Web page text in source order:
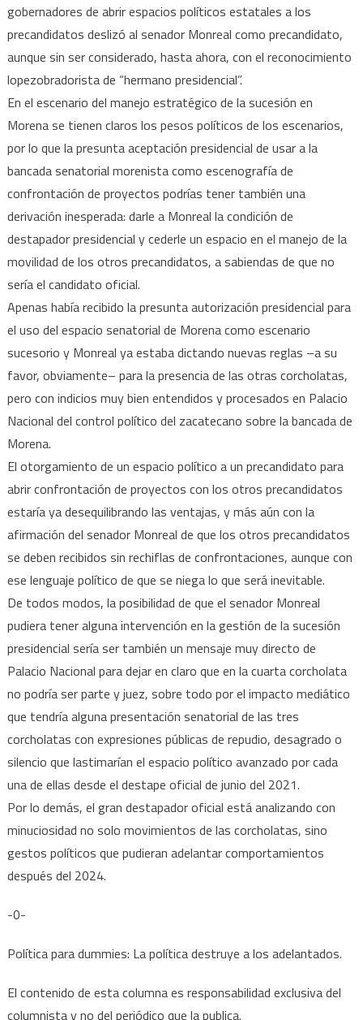
gobernadores de abrir espacios políticos estatales a los
precandidatos deslizó al senador Monreal como precandidato,
aunque sin ser considerado, hasta ahora, con el reconocimiento
lopezobradorista de “hermano presidencial”.
En el escenario del manejo estratégico de la sucesión en
Morena se tienen claros los pesos políticos de los escenarios,
por lo que la presunta aceptación presidencial de usar a la
bancada senatorial morenista como escenografía de
confrontación de proyectos podrías tener también una
derivación inesperada: darle a Monreal la condición de
destapador presidencial y cederle un espacio en el manejo de la
movilidad de los otros precandidatos, a sabiendas de que no
sería el candidato oficial.
Apenas había recibido la presunta autorización presidencial para
el uso del espacio senatorial de Morena como escenario
sucesorio y Monreal ya estaba dictando nuevas reglas –a su
favor, obviamente– para la presencia de las otras corcholatas,
pero con indicios muy bien entendidos y procesados en Palacio
Nacional del control político del zacatecano sobre la bancada de
Morena.
El otorgamiento de un espacio político a un precandidato para
abrir confrontación de proyectos con los otros precandidatos
estaría ya desequilibrando las ventajas, y más aún con la
afirmación del senador Monreal de que los otros precandidatos
se deben recibidos sin rechiflas de confrontaciones, aunque con
ese lenguaje político de que se niega lo que será inevitable.
De todos modos, la posibilidad de que el senador Monreal
pudiera tener alguna intervención en la gestión de la sucesión
presidencial sería ser también un mensaje muy directo de
Palacio Nacional para dejar en claro que en la cuarta corcholata
no podría ser parte y juez, sobre todo por el impacto mediático
que tendría alguna presentación senatorial de las tres
corcholatas con expresiones públicas de repudio, desagrado o
silencio que lastimarían el espacio político avanzado por cada
una de ellas desde el destape oficial de junio del 2021.
Por lo demás, el gran destapador oficial está analizando con
minuciosidad no solo movimientos de las corcholatas, sino
gestos políticos que pudieran adelantar comportamientos
después del 2024.
-0-
Política para dummies: La política destruye a los adelantados.
El contenido de esta columna es responsabilidad exclusiva del
columnista y no del periódico que la publica.